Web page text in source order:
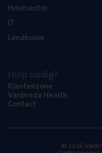
Hout­sec­tor
IT
Land­bouw
Klan­ten­zo­ne
Van­b­re­da Health
Con­tact
© 2026